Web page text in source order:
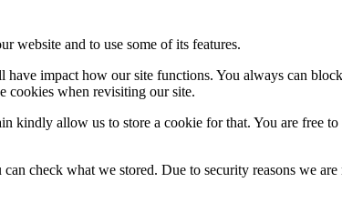
website and to use some of its features.
impact how our site functions. You always can
cookies when revisiting our site.
kindly allow us to store a cookie for that. You are free
check what we stored. Due to security reasons we